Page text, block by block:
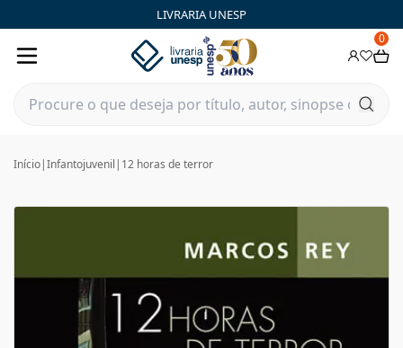
LIVRARIA UNESP
0
Início|Infantojuvenil | 12 horas de terror